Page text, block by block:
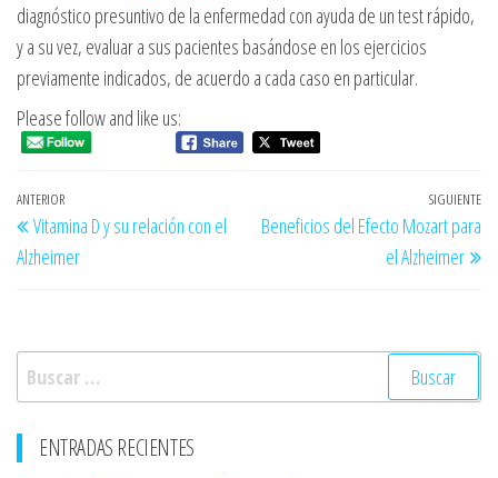
diagnóstico presuntivo de la enfermedad con ayuda de un test rápido,
y a su vez, evaluar a sus pacientes basándose en los ejercicios
previamente indicados, de acuerdo a cada caso en particular.
Please follow and like us:
Navegación
de
entradas
Entrada
anterior
ANTERIOR
Vitamina D y su relación con el
Alzheimer
SIGUIENTE
Beneficios del Efecto Mozart para
el Alzheimer
Buscar:
ENTRADAS RECIENTES